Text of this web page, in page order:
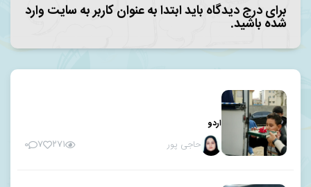
برای درج دیدگاه باید ابتدا به عنوان کاربر به سایت وارد
شده باشید.
اردو
حاجی پور ۲۷۱ ۷ ۰